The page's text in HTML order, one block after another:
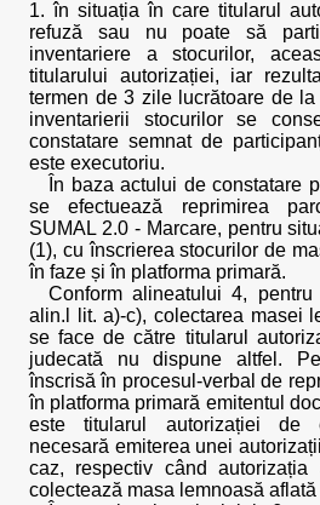
1. în situația în care titularul
refuză sau nu poate să
inventariere a stocurilor,
titularului autorizației, iar
termen de 3 zile lucrătoare de la
inventarierii stocurilor se
constatare semnat de
este executoriu.
În baza actului de constatare
se efectuează reprimirea
SUMAL 2.0 - Marcare, pentru
(1), cu înscrierea stocurilor de
în faze și în platforma primară.
Conform alineatului 4,
alin.l lit. a)-c), colectarea masei
se face de către titularul
judecată nu dispune altfel.
înscrisă în procesul-verbal de
în platforma primară emitentul
este titularul autorizației de
necesară emiterea unei
caz, respectiv când
colectează masa lemnoasă aflată